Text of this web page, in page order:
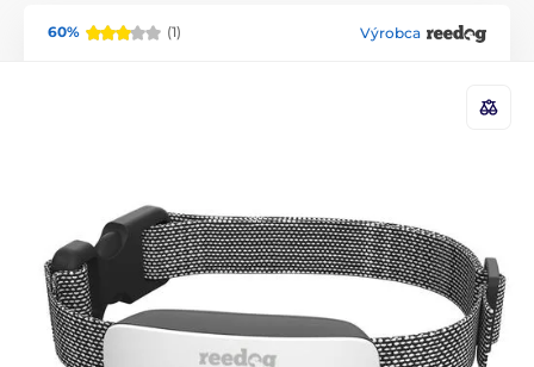
60% (1) Výrobca